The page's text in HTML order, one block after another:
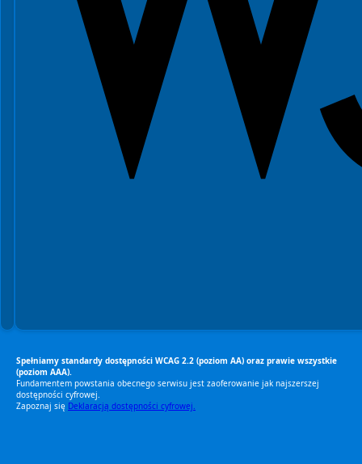
Spełniamy standardy dostępności WCAG 2.2 (poziom AA) oraz prawie wszystkie
(poziom AAA).
Fundamentem powstania obecnego serwisu jest zaoferowanie jak najszerszej
dostępności cyfrowej.
Zapoznaj się Deklaracją dostępności cyfrowej.